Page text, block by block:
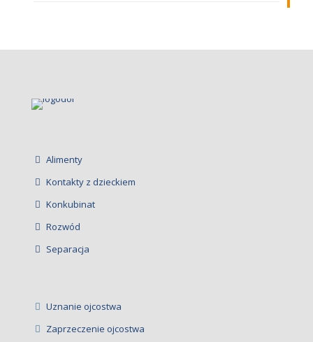
Alimenty
Kontakty z dzieckiem
Konkubinat
Rozwód
Separacja
Uznanie ojcostwa
Zaprzeczenie ojcostwa